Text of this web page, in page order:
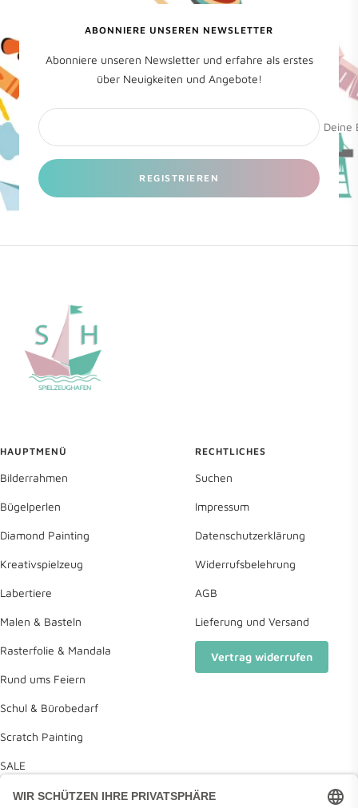
ABONNIERE UNSEREN NEWSLETTER
Abonniere unseren Newsletter und erfahre als erstes
über Neuigkeiten und Angebote!
Deine
REGISTRIEREN
HAUPTMENÜ
Bilderrahmen
Bügelperlen
Diamond Painting
Kreativspielzeug
Labertiere
Malen & Basteln
Rasterfolie & Mandala
Rund ums Feiern
Schul & Bürobedarf
Scratch Painting
SALE
Deine Wunschliste
RECHTLICHES
Suchen
Impressum
Datenschutzerklärung
Widerrufsbelehrung
AGB
Lieferung und Versand
Vertrag widerrufen